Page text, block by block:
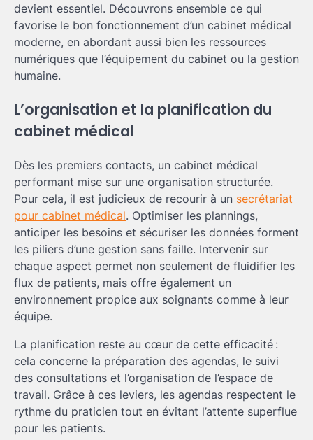
devient essentiel. Découvrons ensemble ce qui
favorise le bon fonctionnement d’un cabinet médical
moderne, en abordant aussi bien les ressources
numériques que l’équipement du cabinet ou la gestion
humaine.
L’organisation et la planification du
cabinet médical
Dès les premiers contacts, un cabinet médical
performant mise sur une organisation structurée.
Pour cela, il est judicieux de recourir à un secrétariat
pour cabinet médical. Optimiser les plannings,
anticiper les besoins et sécuriser les données forment
les piliers d’une gestion sans faille. Intervenir sur
chaque aspect permet non seulement de fluidifier les
flux de patients, mais offre également un
environnement propice aux soignants comme à leur
équipe.
La planification reste au cœur de cette efficacité :
cela concerne la préparation des agendas, le suivi
des consultations et l’organisation de l’espace de
travail. Grâce à ces leviers, les agendas respectent le
rythme du praticien tout en évitant l’attente superflue
pour les patients.